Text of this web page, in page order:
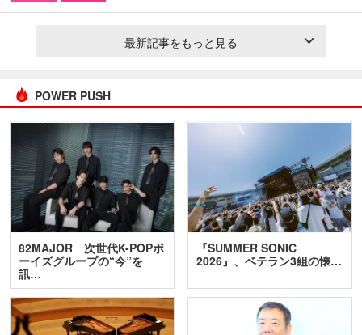
最新記事をもっと見る
POWER PUSH
82MAJOR 次世代K-POPボ
ーイズグループの“今”を
訊…
『SUMMER SONIC
2026』、ベテラン3組の懐…